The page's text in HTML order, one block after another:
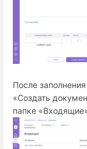
После
«Создать
папке